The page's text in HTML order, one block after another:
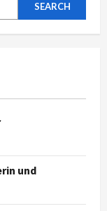
SEARCH
und